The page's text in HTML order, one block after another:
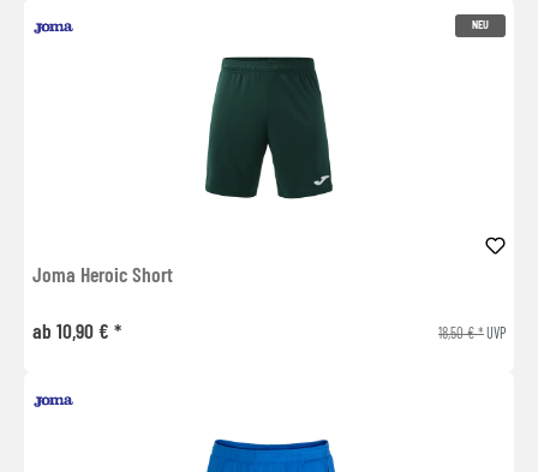
NEU
Joma Heroic Short
ab 10,90 € * 18,50 € *UVP